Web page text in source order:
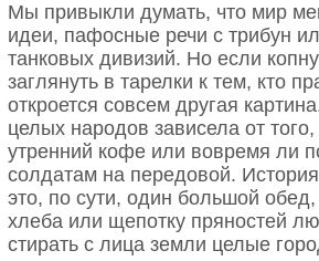
Мы привыкли думать, что мир
идеи, пафосные речи с трибун
танковых дивизий. Но если
заглянуть в тарелки к тем, кто
откроется совсем другая
целых народов зависела от
утренний кофе или вовремя ли
солдатам на передовой.
это, по сути, один большой обед,
хлеба или щепотку пряностей
стирать с лица земли целые